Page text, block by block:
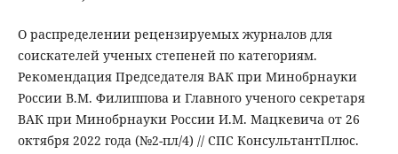
О распределении рецензируемых журналов для
соискателей ученых степеней по категориям.
Рекомендация Председателя ВАК при Минобрнауки
России В.М. Филиппова и Главного ученого секретаря
ВАК при Минобрнауки России И.М. Мацкевича от 26
октября 2022 года (№2-пл/4) // СПС КонсультантПлюс.